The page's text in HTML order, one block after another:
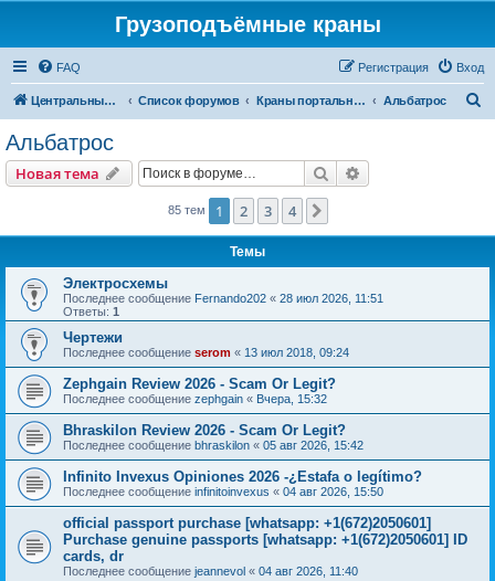
Грузоподъёмные краны
FAQ Вход
Регистрация
Центральный сайт Список форумов Краны портальные Альбатрос
Альбатрос
Новая тема Поиск
85 тем 1 2 3 4
Темы
Электросхемы
Последнее сообщение Fernando202 « 28 июл 2026, 11:51
Ответы: 1
Чертежи
Последнее сообщение serom « 13 июл 2018, 09:24
Zephgain Review 2026 - Scam Or Legit?
Последнее сообщение zephgain « Вчера, 15:32
Bhraskilon Review 2026 - Scam Or Legit?
Последнее сообщение bhraskilon « 05 авг 2026, 15:42
Infinito Invexus Opiniones 2026 -¿Estafa o legítimo?
Последнее сообщение infinitoinvexus « 04 авг 2026, 15:50
official passport purchase [whatsapp: +1(672)2050601]
Purchase genuine passports [whatsapp: +1(672)2050601] ID
cards, dr
Последнее сообщение jeannevol « 04 авг 2026, 11:40